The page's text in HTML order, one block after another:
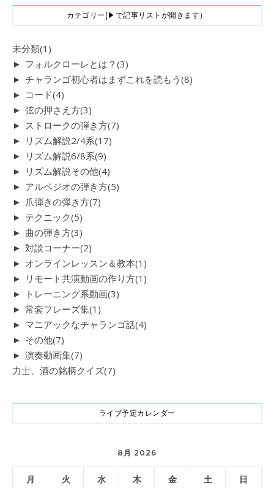
カテゴリー(▶で記事リストが開きます）
未分類(1)
► フォルクローレとは？ (3)
► チャランゴ初心者はまずこれを読もう (8)
► コード(4)
► 弦の押さえ方(3)
► ストロークの弾き方(7)
► リズム解説2/4系(17)
► リズム解説6/8系(9)
► リズム解説その他(4)
► アルペジオの弾き方(5)
► 爪弾きの弾き方(7)
► テクニック(5)
► 曲の弾き方(3)
► 対談コーナー(2)
► オンラインレッスン＆教本(1)
► リモート共演動画の作り方(1)
►
トレーニング系動画(3)
► 常套フレーズ集(1)
► マニアックなチャランゴ話(4)
► その他(7)
► 演奏動画集(7)
力士、酒の銘柄クイズ(7)
ライブ予定カレンダー
8月 2026
月 火 水 木 金 土 日